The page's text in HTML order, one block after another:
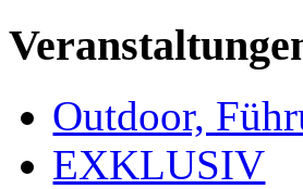
Outdoor,
EXKLUSIV